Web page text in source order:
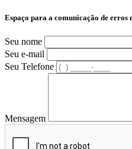
Espaço para a comunicação de erros
Seu nome
Seu e-mail
Seu Telefone
Mensagem